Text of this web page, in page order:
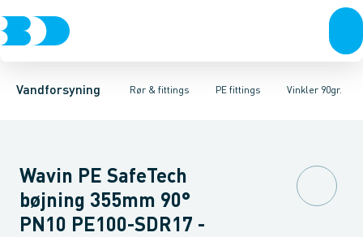
Vandforsyning Rør & fittings
Rør & fittingsKoblinger & anboringerMuffer, klemmer &
PE fittings
PE rørPE EL fittingsPE fittings Duktiljern fittingsVinkler 90gr.
Vinkler 90gr.Vinkler 60gr.Vinkler 45gr.Vinkler 30gr.Vinkler
Wavin PE SafeTech
bøjning 355mm 90°
PN10 PE100-SDR17 -